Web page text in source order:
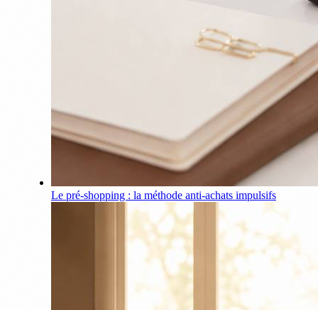
Le pré-shopping : la méthode anti-achats impulsifs